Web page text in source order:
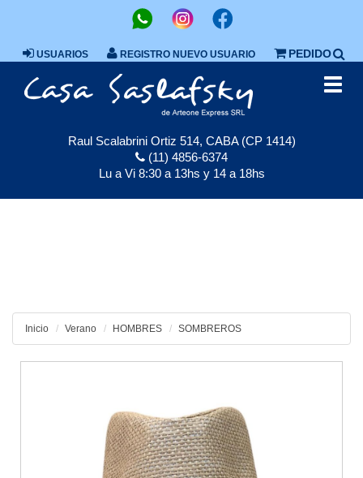
USUARIOS REGISTRO NUEVO USUARIO PEDIDO
Raul Scalabrini Ortiz 514, CABA (CP 1414)
(11) 4856-6374
Lu a Vi 8:30 a 13hs y 14 a 18hs
Inicio Verano HOMBRES SOMBREROS